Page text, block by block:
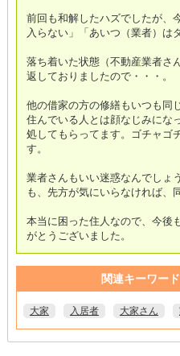
前回も和解したハズでしたが、
入らない」「あいつ（業者）は
落ち着いた状態（不動産業者さ
返しておりましたので・・・。
他の借家の方の修繕もいつも同
住んでいる人とは顔なじみにな
処してもらってます。ゴチャゴ
す。
業者さんもいい迷惑なんでしょ
も、先方が気にいらなければ、
本当に困った住人なので、今後
がとうございました。
関連キーワー
大家 入居者 大家さん